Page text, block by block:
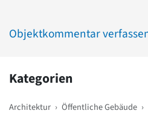
Objektkommentar
Kategorien
Architektur › Öffentliche Gebäude ›